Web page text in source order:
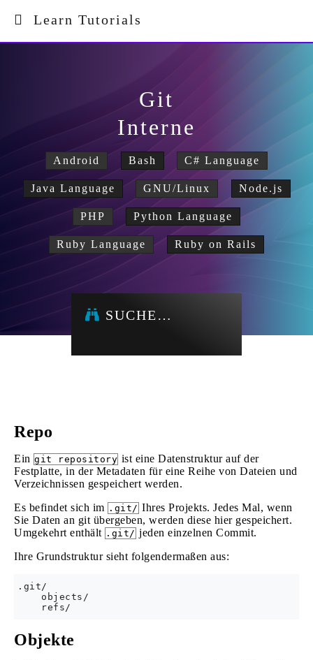
Learn Tutorials
Git
Interne
Android Bash C# Language
Java Language GNU/Linux Node.js
PHP Python Language
Ruby Language Ruby on Rails
SUCHE…
Repo
Ein git repository ist eine Datenstruktur auf der
Festplatte, in der Metadaten für eine Reihe von Dateien und
Verzeichnissen gespeichert werden.
Es befindet sich im .git/ Ihres Projekts. Jedes Mal, wenn
Sie Daten an git übergeben, werden diese hier gespeichert.
Umgekehrt enthält .git/ jeden einzelnen Commit.
Ihre Grundstruktur sieht folgendermaßen aus:
.git/
    objects/
Objekte